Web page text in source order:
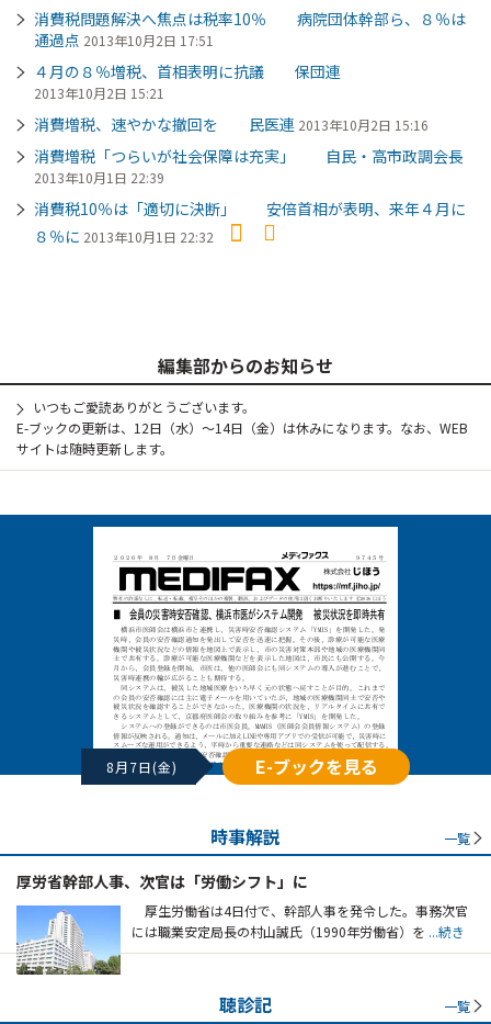
消費税問題解決へ焦点は税率10％ 病院団体幹部ら、８％は
通過点 2013年10月2日 17:51
４月の８％増税、首相表明に抗議 保団連
2013年10月2日 15:21
消費増税、速やかな撤回を 民医連 2013年10月2日 15:16
消費増税「つらいが社会保障は充実」 自民・高市政調会長
2013年10月1日 22:39
消費税10％は「適切に決断」 安倍首相が表明、来年４月に
８％に 2013年10月1日 22:32
編集部からのお知らせ
いつもご愛読ありがとうございます。
E-ブックの更新は、12日（水）～14日（金）は休みになります。なお、WEB
サイトは随時更新します。
8月7日(金) E-ブックを見る
時事解説 一覧
厚労省幹部人事、次官は「労働シフト」に
厚生労働省は4日付で、幹部人事を発令した。事務次官
には職業安定局長の村山誠氏（1990年労働省）を ...続き
聴診記 一覧